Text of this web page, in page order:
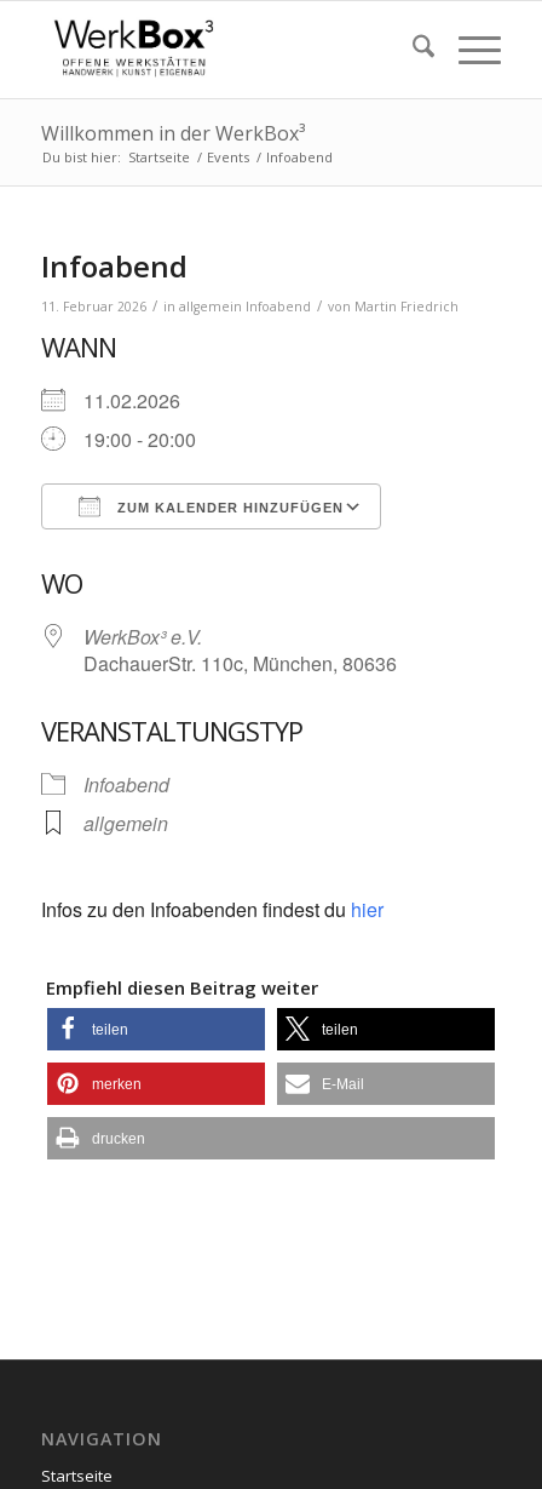
Willkommen in der WerkBox³
Du bist hier: Startseite / Events / Infoabend
Infoabend
11. Februar 2026 / in allgemein Infoabend / von Martin Friedrich
WANN
11.02.2026
19:00 - 20:00
ZUM KALENDER HINZUFÜGEN
WO
WerkBox³ e.V.
DachauerStr. 110c, München, 80636
VERANSTALTUNGSTYP
Infoabend
allgemein
Infos zu den Infoabenden findest du hier
Empfiehl diesen Beitrag weiter
teilen teilen
merken E-Mail
drucken
NAVIGATION
Startseite